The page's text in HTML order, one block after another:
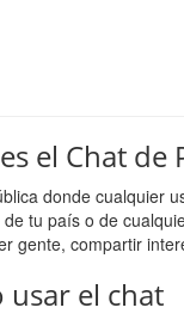
el Chat de
donde cualquier
tu país o de
gente, compartir
el chat